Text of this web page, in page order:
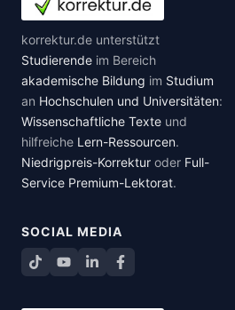
korrektur.de unterstützt
Studierende im Bereich
akademische Bildung im Studium
an Hochschulen und Universitäten:
Wissenschaftliche Texte und
hilfreiche Lern-Ressourcen.
Niedrigpreis-Korrektur oder Full-
Service Premium-Lektorat.
SOCIAL MEDIA
TikTokYouTube
LinkedInFacebook teilen